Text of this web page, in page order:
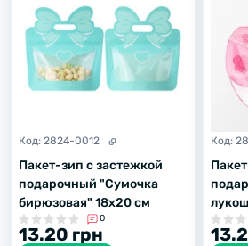
Код: 2824-0012
Пакет-зип с застежкой
подарочный "Сумочка
бирюзовая" 18х20 см
0
13.20 грн
Код: